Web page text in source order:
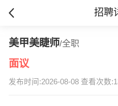
招聘
美甲美睫师/全职
面议
发布时间:2026-08-08 查看次数